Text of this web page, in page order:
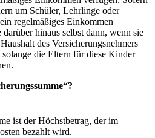
um Schüler, Lehrlinge oder
regelmäßiges Einkommen
darüber hinaus selbst dann, wenn sie
des Versicherungsnehmers
die Eltern für diese Kinder
ist der Höchstbetrag, der im
bezahlt wird.